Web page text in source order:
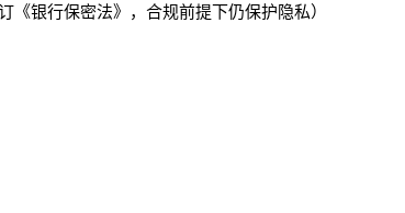
银行保密法》，合规前提下仍保护隐私）